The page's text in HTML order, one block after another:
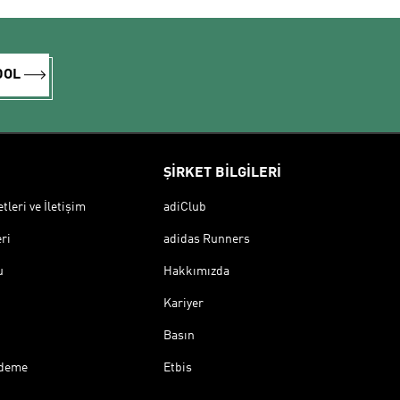
ve İletişim
ŞİRKET BİLGİLERİ
adiClub
adidas Runners
Hakkımızda
Kariyer
Basın
Etbis